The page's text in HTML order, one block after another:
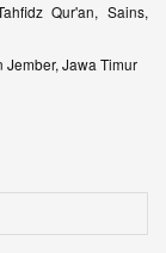
Qur'an, Sains,
Jawa Timur